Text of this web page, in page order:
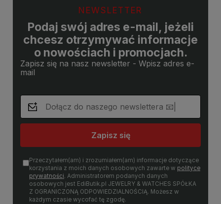
NEWSLETTER
Podaj swój adres e-mail, jeżeli
chcesz otrzymywać informacje
o nowościach i promocjach.
Zapisz się na nasz newsletter - Wpisz adres e-
mail
Zapisz się
Przeczytałem(am) i zrozumiałem(am) informacje dotyczące
korzystania z moich danych osobowych zawarte w polityce
prywatności. Administratorem podanych danych
osobowych jest EdiButik.pl JEWELRY & WATCHES SPÓŁKA
Z OGRANICZONĄ ODPOWIEDZIALNOŚCIĄ. Możesz w
każdym czasie wycofać tę zgodę.